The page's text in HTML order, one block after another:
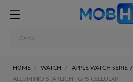
HOME WATCH APPLE WATCH SERIE 7
ALLUMINIO STARLIGHT GPS CELLULAR